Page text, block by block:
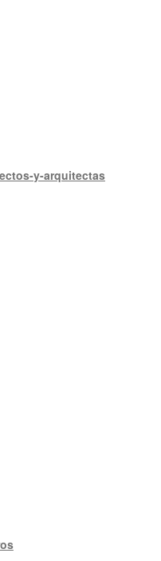
y-arquitectas